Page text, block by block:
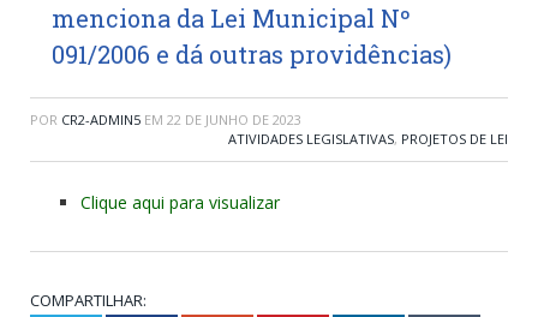
menciona da Lei Municipal Nº
091/2006 e dá outras providências)
POR CR2-ADMIN5 EM 22 DE JUNHO DE 2023
ATIVIDADES LEGISLATIVAS, PROJETOS DE LEI
Clique aqui para visualizar
COMPARTILHAR: